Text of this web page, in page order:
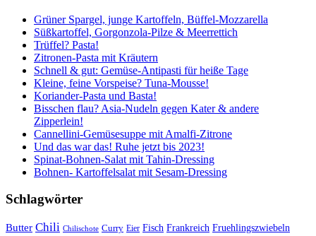
Grüner Spargel, junge Kartoffeln, Büffel-Mozzarella
Süßkartoffel, Gorgonzola-Pilze & Meerrettich
Trüffel? Pasta!
Zitronen-Pasta mit Kräutern
Schnell & gut: Gemüse-Antipasti für heiße Tage
Kleine, feine Vorspeise? Tuna-Mousse!
Koriander-Pasta und Basta!
Bisschen flau? Asia-Nudeln gegen Kater & andere
Zipperlein!
Cannellini-Gemüsesuppe mit Amalfi-Zitrone
Und das war das! Ruhe jetzt bis 2023!
Spinat-Bohnen-Salat mit Tahin-Dressing
Bohnen- Kartoffelsalat mit Sesam-Dressing
Schlagwörter
Butter Chili Chilischote Curry Eier Fisch Frankreich Fruehlingszwiebeln